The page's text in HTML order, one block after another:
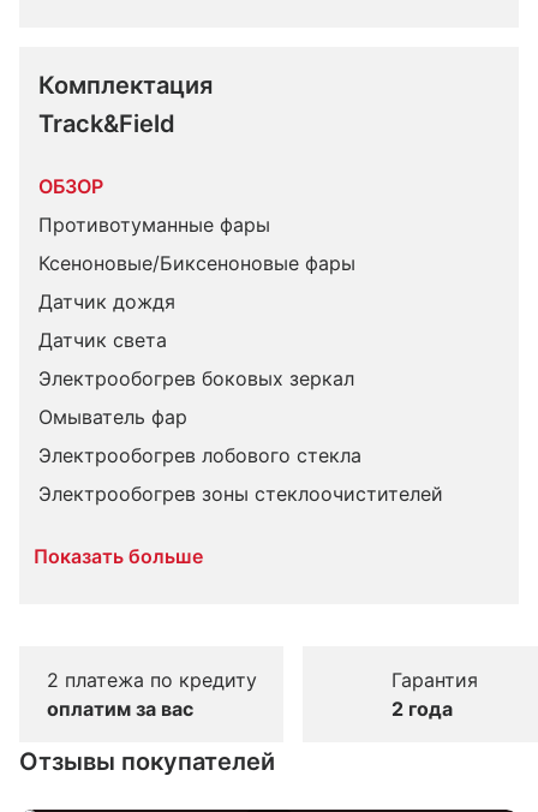
Комплектация
Track&Field
ОБЗОР
Противотуманные фары
Ксеноновые/Биксеноновые фары
Датчик дождя
Датчик света
Электрообогрев боковых зеркал
Омыватель фар
Электрообогрев лобового стекла
Электрообогрев зоны стеклоочистителей
Показать больше
2 платежа по кредиту
оплатим за вас
Гарантия
2 года
Отзывы покупателей